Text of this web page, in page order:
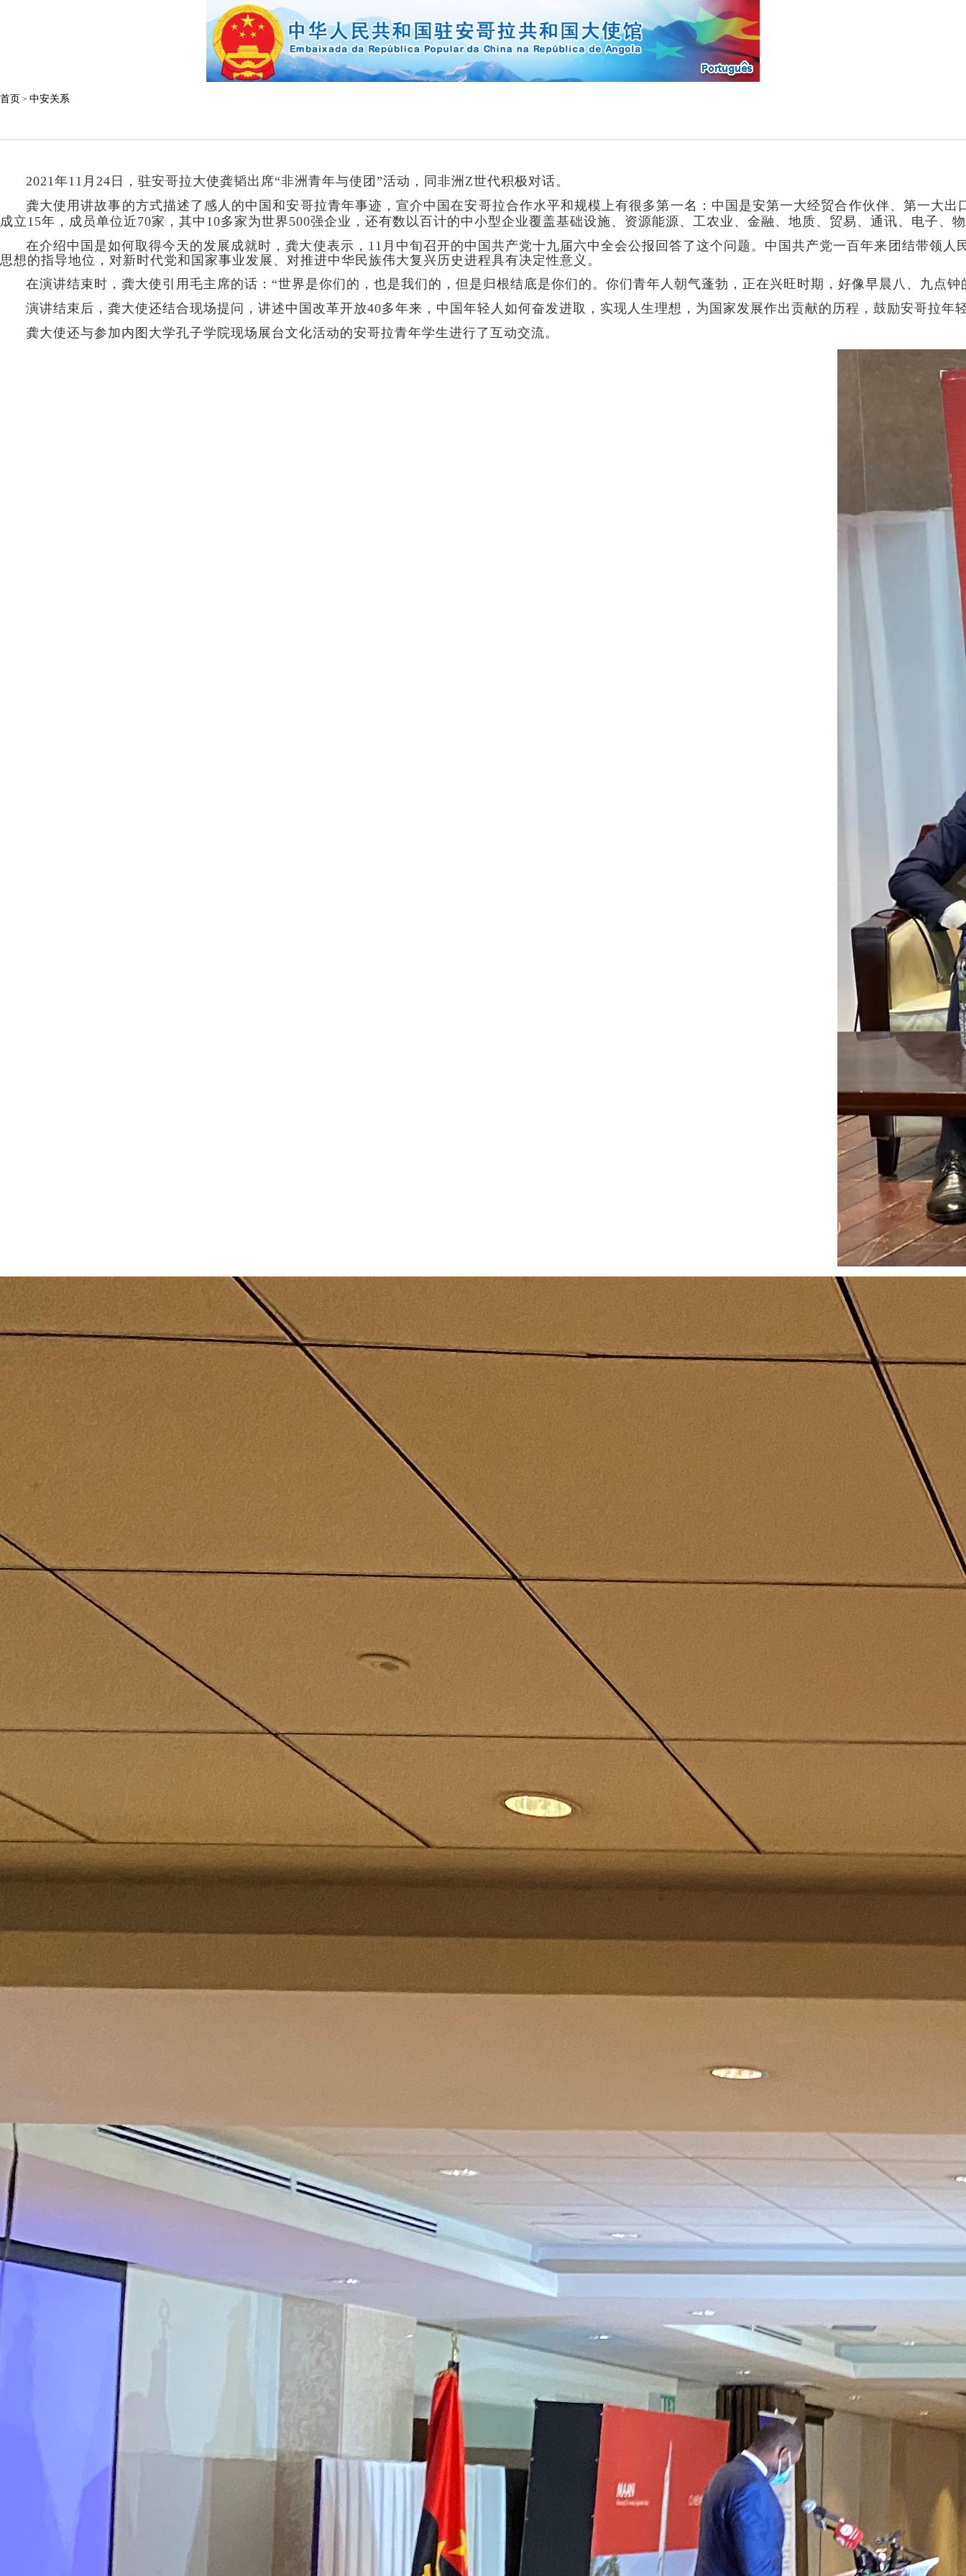
首页 > 中安关系
2021年11 月 24 日，驻安哥拉大使龚韬出席“非洲青年与使团 ”活动，同非洲 Z世代积极对话。
龚大使用讲故事的方式描述了感人的中国和安哥拉青年事迹，宣介中国在安哥拉合作水平和规模上有很多第一名：中国是安第一大经贸合作伙伴、第一大
成立15年，成员单位近70家，其中 10多家为世界500强企业，还有数以百计的中小型企业覆盖基础设施、资源能源、工农业、金融、地质、贸易、通讯、电子
在介绍中国是如何取得今天的发展成就时，龚大使表示， 11 月中旬召开的中国共产党十九届六中全会公报回答了这个问题。中国共产党一百年来团结带领
思想的指导地位，对新时代党和国家事业发展、对推进中华民族伟大复兴历史进程具有决定性意义。
在演讲结束时，龚大使引用毛主席的话： “世界是你们的，也是我们的，但是归根结底是你们的。你们青年人朝气蓬勃，正在兴旺时期，好像早晨八、九点
演讲结束后，龚大使还结合现场提问，讲述中国改革开放40多年来，中国年轻人如何奋发进取，实现人生理想，为国家发展作出贡献的历程，鼓励安哥拉
龚大使还与参加内图大学孔子学院现场展台文化活动的安哥拉青年学生进行了互动交流。